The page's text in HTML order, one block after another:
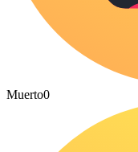
Muerto0